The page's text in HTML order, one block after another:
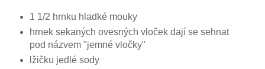
1 1/2 hrnku hladké mouky
hrnek sekaných ovesných vloček dají se sehnat
pod názvem "jemné vločky"
lžičku jedlé sody